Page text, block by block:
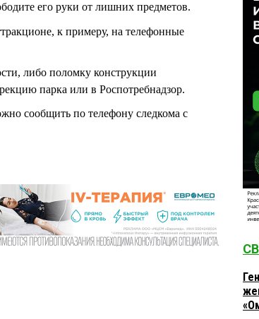
его руки от лишних предметов.
к примеру, на телефонные
либо поломку конструкции
парка или в Роспотребнадзор.
сообщить по телефону следкома с